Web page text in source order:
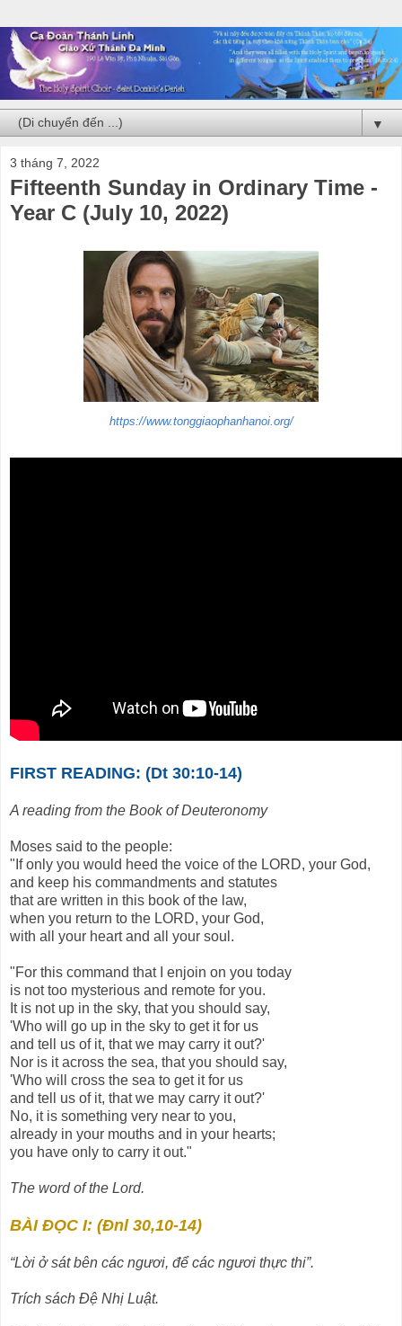
▼
3 tháng 7, 2022
Fifteenth Sunday in Ordinary Time -
Year C (July 10, 2022)
https://www.tonggiaophanhanoi.org/
FIRST READING: (Dt 30:10-14)
A reading from the Book of Deuteronomy
Moses said to the people:
"If only you would heed the voice of the LORD, your God,
and keep his commandments and statutes
that are written in this book of the law,
when you return to the LORD, your God,
with all your heart and all your soul.
"For this command that I enjoin on you today
is not too mysterious and remote for you.
It is not up in the sky, that you should say,
'Who will go up in the sky to get it for us
and tell us of it, that we may carry it out?'
Nor is it across the sea, that you should say,
'Who will cross the sea to get it for us
and tell us of it, that we may carry it out?'
No, it is something very near to you,
already in your mouths and in your hearts;
you have only to carry it out."
The word of the Lord.
BÀI ĐỌC I: (Đnl 30,10-14)
“Lời ở sát bên các ngươi, để các ngươi thực thi”.
Trích sách Ðệ Nhị Luật.